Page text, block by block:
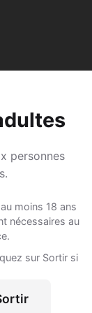
personnes
moins 18 ans
nécessaires au
sur Sortir si
Berg